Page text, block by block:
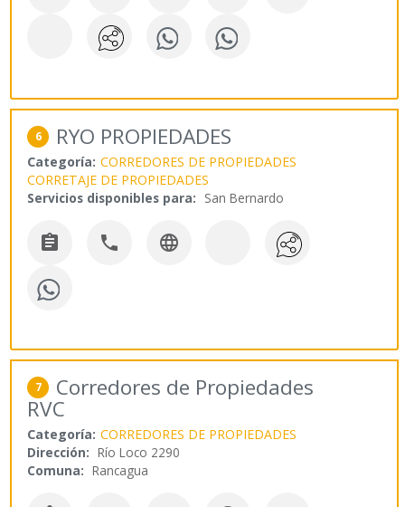
6 RYO PROPIEDADES
Categoría: CORREDORES DE PROPIEDADES
CORRETAJE DE PROPIEDADES
Servicios disponibles para: San Bernardo
  
7 Corredores de Propiedades
RVC
Categoría: CORREDORES DE PROPIEDADES
Dirección: Río Loco 2290
Comuna: Rancagua